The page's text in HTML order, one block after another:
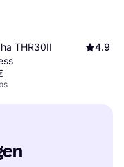
THR30II
4.9